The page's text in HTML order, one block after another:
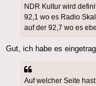
NDR Kultur wird
92,1 wo es Radio
auf der 92,7 wo es
Gut, ich habe es
Auf welcher Seite